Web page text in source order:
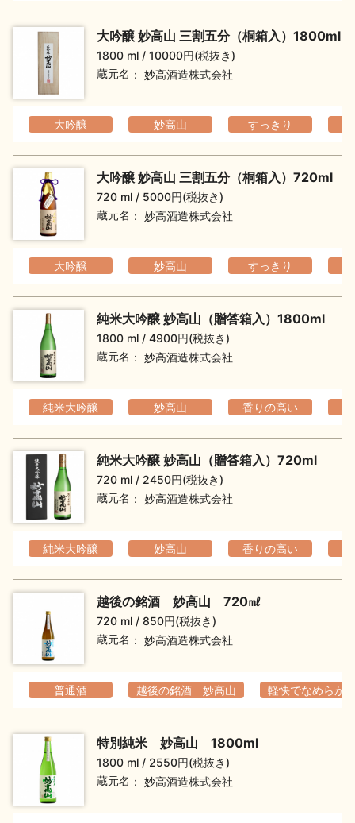
大吟醸 妙高山 三割五分（桐箱入）1800ml
1800 ml
10000円(税抜き)
蔵元名
妙高酒造株式会社
大吟醸 妙高山 すっきり
大吟醸 妙高山 三割五分（桐箱入）720ml
720 ml
5000円(税抜き)
蔵元名
妙高酒造株式会社
大吟醸 妙高山 すっきり
純米大吟醸 妙高山（贈答箱入）1800ml
1800 ml
4900円(税抜き)
蔵元名
妙高酒造株式会社
純米大吟醸 妙高山 香りの高い
純米大吟醸 妙高山（贈答箱入）720ml
720 ml
2450円(税抜き)
蔵元名
妙高酒造株式会社
純米大吟醸 妙高山 香りの高い
越後の銘酒 妙高山 720㎖
720 ml
850円(税抜き)
蔵元名
妙高酒造株式会社
普通酒 越後の銘酒 妙高山 軽快でなめらか
特別純米 妙高山 1800ml
1800 ml
2550円(税抜き)
蔵元名
妙高酒造株式会社